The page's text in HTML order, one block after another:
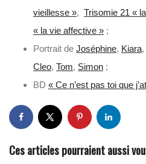
vieillesse », Trisomie 21 «
« la vie affective » ;
Portrait de Joséphine, Kiara,
Cleo, Tom, Simon ;
BD « Ce n’est pas toi que
Ces articles pourraient aussi